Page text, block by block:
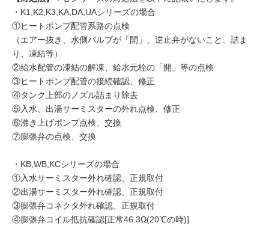
・K1,K2,K3,KA,DA,UAシリーズの場合
①ヒートポンプ配管系路の点検
（エアー抜き、水側バルブが「開」、逆止弁がないこと、詰ま
り、凍結等）
②給水配管の凍結の解凍、給水元栓の「開」等の点検
③ヒートポンプ配管の接続確認、修正
④タンク上部のノズル詰まり除去
⑤入水、出湯サーミスターの外れ点検、修正
⑥沸き上げポンプ点検、交換
⑦膨張弁の点検、交換
・KB,WB,KCシリーズの場合
①入水サーミスター外れ確認、正規取付
②出湯サーミスター外れ確認、正規取付
③膨張弁コネクタ外れ確認、正規取付
④膨張弁コイル抵抗確認[正常46.3Ω(20℃の時)]